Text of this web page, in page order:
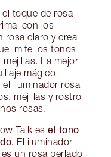
el toque de rosa
con los
rosa claro y crea
imite los tonos
La mejor
mágico
iluminador rosa
mejillas y rostro
rosas.
Talk esel tono
El iluminador
un rosa perlado